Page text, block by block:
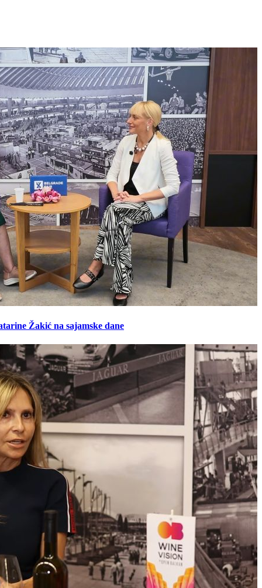
Žakić na sajamske dane